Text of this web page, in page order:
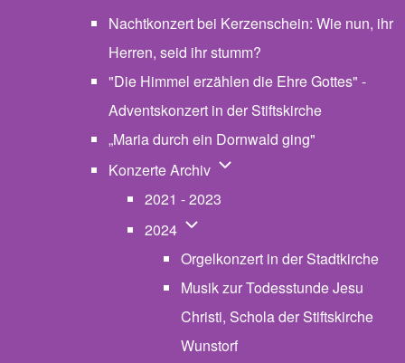
Nachtkonzert bei Kerzenschein: Wie nun, ihr
Herren, seid ihr stumm?
"Die Himmel erzählen die Ehre Gottes" -
Adventskonzert in der Stiftskirche
„Maria durch ein Dornwald ging"
Konzerte Archiv Unternavigation von
2021 - 2023
2024 Unternavigation von 2024
Orgelkonzert in der Stadtkirche
Musik zur Todesstunde Jesu
Christi, Schola der Stiftskirche
Wunstorf